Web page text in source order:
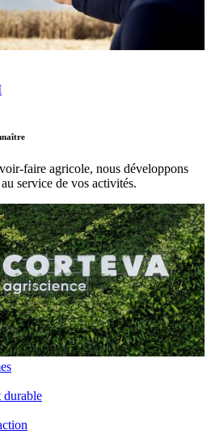
faire agricole, nous développons
service de vos activités.
durable